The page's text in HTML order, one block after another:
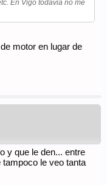
En Vigo todavia no me
motor en lugar de
y que le den... entre
le veo tanta